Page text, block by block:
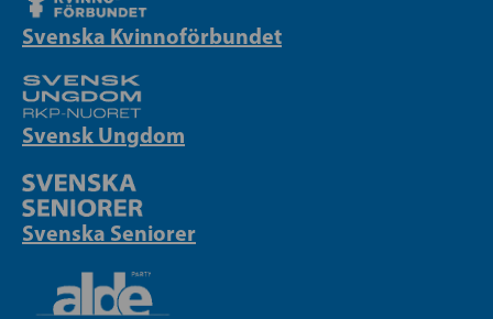
Svenska Kvinnoförbundet
Svensk Ungdom
Svenska Seniorer